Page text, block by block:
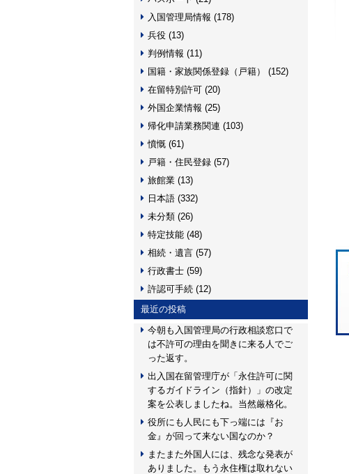
入国管理局情報 (178)
兵役 (13)
判例情報 (11)
国籍・家族関係登録（戸籍） (152)
在留特別許可 (20)
外国企業情報 (25)
帰化申請業務関連 (103)
憤慨 (61)
戸籍・住民登録 (57)
旅館業 (13)
日本語 (332)
未分類 (26)
特定技能 (48)
相続・遺言 (57)
行政書士 (59)
許認可手続 (12)
最近の投稿
今朝も入国管理局の行政相談窓口で
は不許可の理由を聞きに来る人でご
った返す。
出入国在留管理庁が「永住許可に関
するガイドライン（指針）」の改定
案を公表しましたね。当然厳格化。
役所にも人民にも下っ端には『お
金』が回って来ない国なのか？
またまた外国人には、残念な発表が
ありました。もう永住権は取れない